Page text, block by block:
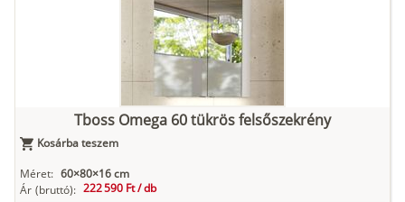
Nádzöld Füstös zöld
Antracit Matt fekete
Tboss Omega 60 tükrös felsőszekrény
Kosárba teszem
Méret: 60×80×16 cm
Ár (bruttó): 222 590 Ft /db